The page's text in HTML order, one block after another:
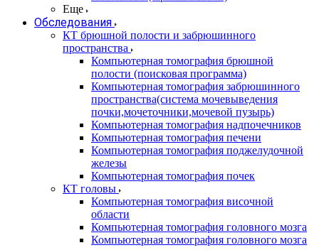
Еще
Обследования
КТ брюшной полости и забрюшинного
пространства
Компьютерная томография брюшной
полости (поисковая программа)
Компьютерная томография забрюшинного
пространства(система мочевыведения
почки,мочеточники,мочевой пузырь)
Компьютерная томография надпочечников
Компьютерная томография печени
Компьютерная томография поджелудочной
железы
Компьютерная томография почек
КТ головы
Компьютерная томография височной
области
Компьютерная томография головного мозга
Компьютерная томография головного мозга